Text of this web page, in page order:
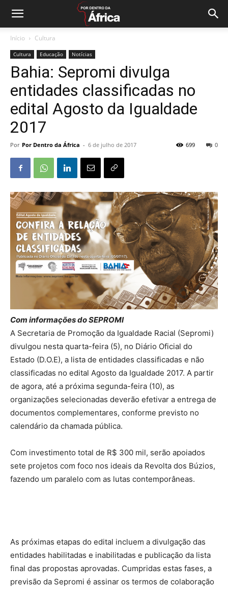
Início Cultura
Cultura Educação Notícias
Bahia: Sepromi divulga
entidades classificadas no
edital Agosto da Igualdade
2017
Por Por Dentro da África - 6 de julho de 2017 0
699
Com informações do SEPROMI
A Secretaria de Promoção da Igualdade Racial (Sepromi)
divulgou nesta quarta-feira (5), no Diário Oficial do
Estado (D.O.E), a lista de entidades classificadas e não
classificadas no edital Agosto da Igualdade 2017. A partir
de agora, até a próxima segunda-feira (10), as
organizações selecionadas deverão efetivar a entrega de
documentos complementares, conforme previsto no
calendário da chamada pública.
Com investimento total de R$ 300 mil, serão apoiados
sete projetos com foco nos ideais da Revolta dos Búzios,
fazendo um paralelo com as lutas contemporâneas.
As próximas etapas do edital incluem a divulgação das
entidades habilitadas e inabilitadas e publicação da lista
final das propostas aprovadas. Cumpridas estas fases, a
previsão da Sepromi é assinar os termos de colaboração